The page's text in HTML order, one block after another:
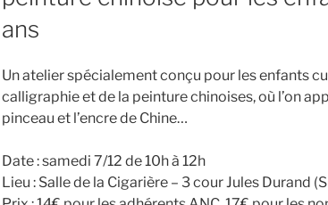
ans
Un atelier spécialement conçu pour les enfants
calligraphie et de la peinture chinoises, où l’on
pinceau et l’encre de Chine…
Date : samedi 7/12 de 10h à 12h
Lieu : Salle de la Cigarière – 3 cour Jules Durand